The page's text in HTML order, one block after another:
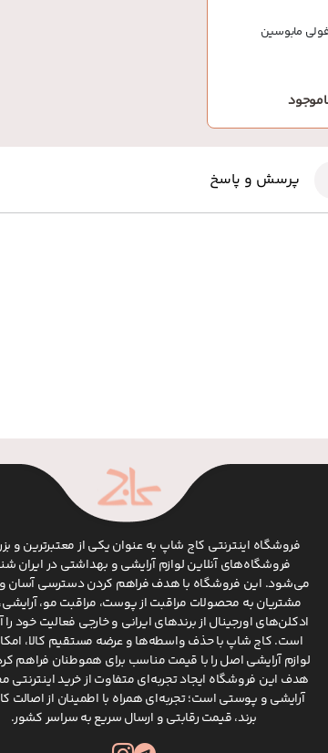
مابوسین
پرسش و پاسخ
فروشگاه اینترنتی کاج شاپ به عنوان یکی از معتبرترین و
فروشگاه‌های آنلاین لوازم آرایشی و بهداشتی در ایران
می‌شود. این فروشگاه با هدف فراهم کردن دسترسی آسان
مشتریان به محصولات مراقبت از پوست، مراقبت مو،
ادکلن‌های اورجینال از برندهای ایرانی و خارجی فعالیت خود را
است. کاج شاپ با حذف واسطه‌ها و عرضه مستقیم کالا،
لوازم آرایشی اصل را با قیمت مناسب برای هموطنان فراهم
هدف این فروشگاه ایجاد تجربه‌ای متفاوت از خرید اینترنتی
آرایشی و پوستی است؛ تجربه‌ای همراه با اطمینان از اصالت
برند، قیمت رقابتی و ارسال سریع به سراسر کشور.